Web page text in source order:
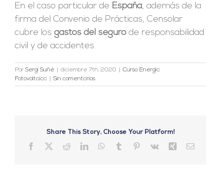
En el caso particular de España, además de la
firma del Convenio de Prácticas, Censolar
cubre los gastos del seguro de responsabilidad
civil y de accidentes.
Por Sergi Suñé diciembre 7th, 2020
Curso Energía
Fotovoltaica
Sin comentarios
Share This Story, Choose Your Platform!
Facebook RedditLinkedInWhatsApp
Tumblr Pinterest
Vk Xing Correo